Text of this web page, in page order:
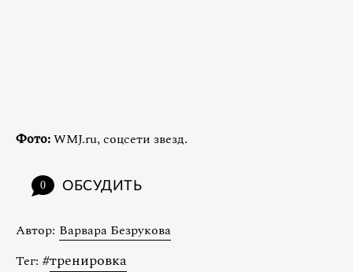
Фото:WMJ.ru, соцсети звезд.
0 ОБСУДИТЬ
Автор: Варвара Безрукова
Тег: #тренировка